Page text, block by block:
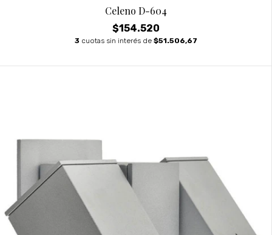
Celeno D-604
$154.520
3 cuotas sin interés de $51.506,67